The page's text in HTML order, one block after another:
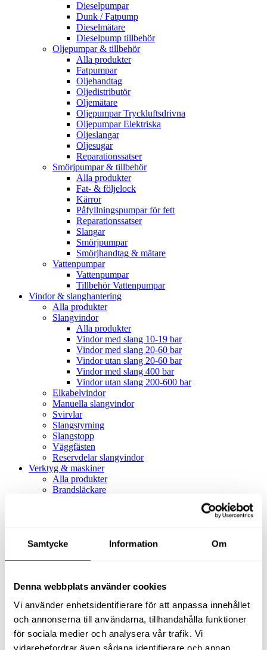
Samtycke Information Om
Denna webbplats använder cookies
Vi använder enhetsidentifierare för att anpassa innehållet
och annonserna till användarna, tillhandahålla funktioner
för sociala medier och analysera vår trafik. Vi
vidarebefordrar även sådana identifierare och annan
Dieselpumpar
Dunk / Fatpump
Dieselmätare
Dieselpump tillbehör
Oljepumpar & tillbehör
Alla produkter
Fatpumpar
Oljehandtag
Oljedistributör
Oljemätare
Oljepumpar Tryckluftsdrivna
Oljepumpar Elektriska
Oljeslangar
Oljesugar
Reparationssatser
Smörjpumpar & tillbehör
Alla produkter
Fat- & följelock
Kärror
Påfyllningspumpar för fett
Reparationssatser
Slangar
Smörjpumpar
Smörjhandtag & mätare
Vattenpumpar
Vattenpumpar
Tillbehör Vattenpumpar
Vindor & slanghantering
Alla produkter
Slangvindor
Alla produkter
Vindor med slang 10-19 bar
Vindor med slang 20-60 bar
Vindor utan slang 20-60 bar
Vindor med slang 400 bar
Vindor utan slang 200-600 bar
Elkabelvindor
Manuella slangvindor
Svirvlar
Slangstyrning
Slangstopp
Väggfästen
Reservdelar slangvindor
Verktyg & maskiner
Alla produkter
Brandsläckare
Alla produkter
Slangfäste
Textil- & Våtdammsugare
Tillbehör Textil- & våtdammsugare
Adaptrar
Dammsugare